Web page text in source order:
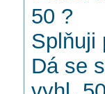
50 ?
Splňuji
Dá se